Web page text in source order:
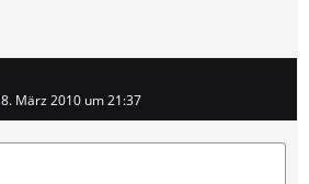
8. März 2010 um 21:37